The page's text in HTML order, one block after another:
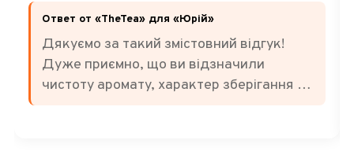
Ответ от «TheTea» для «Юрій»
Дякуємо за такий змістовний відгук!
Дуже приємно, що ви відзначили
чистоту аромату, характер зберігання та